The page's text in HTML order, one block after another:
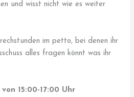
und wisst nicht wie es weiter
im petto, bei denen ihr
alles fragen könnt was ihr
15:00-17:00 Uhr